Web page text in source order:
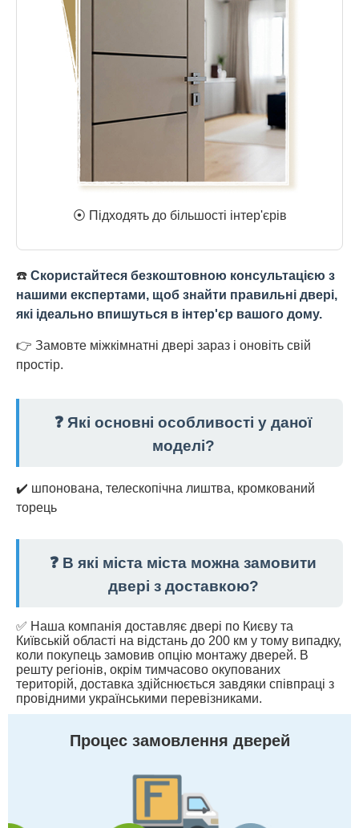
⦿ Підходять до більшості інтер'єрів
☎️ Скористайтеся безкоштовною консультацією з
нашими експертами, щоб знайти правильні двері,
які ідеально впишуться в інтер'єр вашого дому.
👉 Замовте міжкімнатні двері зараз і оновіть свій
простір.
❓ Які основні особливості у даної
моделі?
✔️ шпонована, телескопічна лиштва, кромкований
торець
❓ В які міста міста можна замовити
двері з доставкою?
✅ Наша компанія доставляє двері по Києву та
Київській області на відстань до 200 км у тому випадку,
коли покупець замовив опцію монтажу дверей. В
решту регіонів, окрім тимчасово окупованих
територій, доставка здійснюється завдяки співпраці з
провідними українськими перевізниками.
Процес замовлення дверей